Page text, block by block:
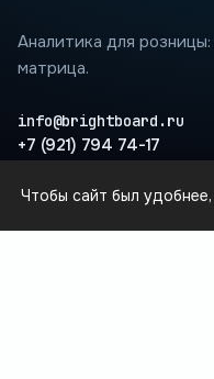
Аналитика для розницы:
матрица.
info@brightboard.ru
+7 (921) 794 74-17
Где теряются деньги
Чтобы сайт был